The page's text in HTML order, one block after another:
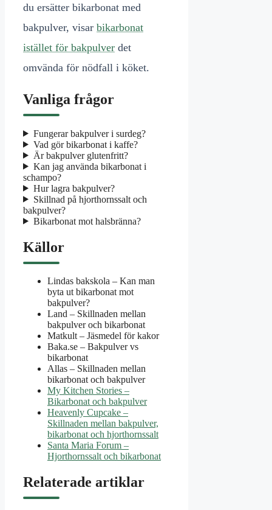
du ersätter bikarbonat med
bakpulver, visar bikarbonat
istället för bakpulver det
omvända för nödfall i köket.
Vanliga frågor
Fungerar bakpulver i surdeg?
Vad gör bikarbonat i kaffe?
Är bakpulver glutenfritt?
Kan jag använda bikarbonat i
schampo?
Hur lagra bakpulver?
Skillnad på hjorthornssalt och
bakpulver?
Bikarbonat mot halsbränna?
Källor
Lindas bakskola – Kan man
byta ut bikarbonat mot
bakpulver?
Land – Skillnaden mellan
bakpulver och bikarbonat
Matkult – Jäsmedel för kakor
Baka.se – Bakpulver vs
bikarbonat
Allas – Skillnaden mellan
bikarbonat och bakpulver
My Kitchen Stories –
Bikarbonat och bakpulver
Heavenly Cupcake –
Skillnaden mellan bakpulver,
bikarbonat och hjorthornssalt
Santa Maria Forum –
Hjorthornssalt och bikarbonat
Relaterade artiklar